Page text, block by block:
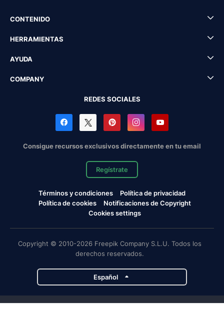
CONTENIDO
HERRAMIENTAS
AYUDA
COMPANY
REDES SOCIALES
Consigue recursos exclusivos directamente en tu email
Regístrate
Términos y condiciones
Política de privacidad
Política de cookies
Notificaciones de Copyright
Cookies settings
Copyright © 2010-2026 Freepik Company S.L.U. Todos los
derechos reservados.
Español